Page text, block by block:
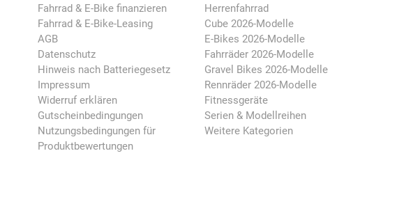
Fahrrad & E-Bike finanzieren
Fahrrad & E-Bike-Leasing
AGB
Datenschutz
Hinweis nach Batteriegesetz
Impressum
Widerruf erklären
Gutscheinbedingungen
Nutzungsbedingungen für
Produktbewertungen
Herrenfahrrad
Cube 2026-Modelle
E-Bikes 2026-Modelle
Fahrräder 2026-Modelle
Gravel Bikes 2026-Modelle
Rennräder 2026-Modelle
Fitnessgeräte
Serien & Modellreihen
Weitere Kategorien